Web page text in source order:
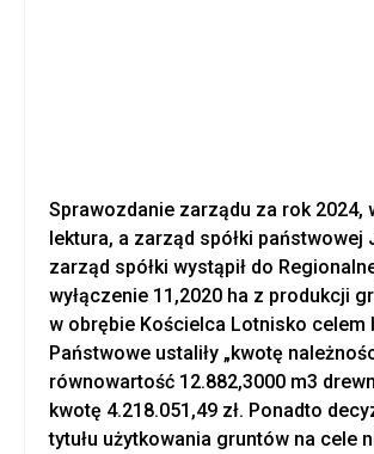
Sprawozdanie zarządu za rok
lektura, a zarząd spółki
zarząd spółki wystąpił do
wyłączenie 11,2020 ha z produkcji
w obrębie Kościelca Lotnisko
Państwowe ustaliły „kwotę
równowartość 12.882,3000 m3
kwotę 4.218.051,49 zł. Ponadto
tytułu użytkowania gruntów na cele